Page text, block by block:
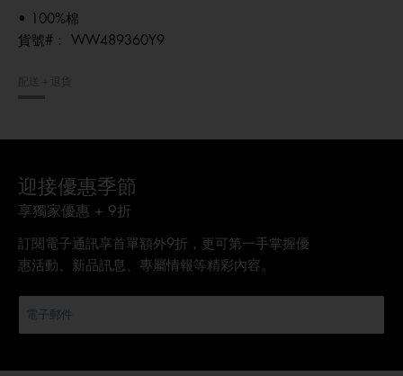
• 100%棉
貨號#： WW489360Y9
迎接優惠季節
享獨家優惠 + 9折
訂閱電子通訊享首單額外9折，更可第一手掌握優
惠活動、新品訊息、專屬情報等精彩內容。